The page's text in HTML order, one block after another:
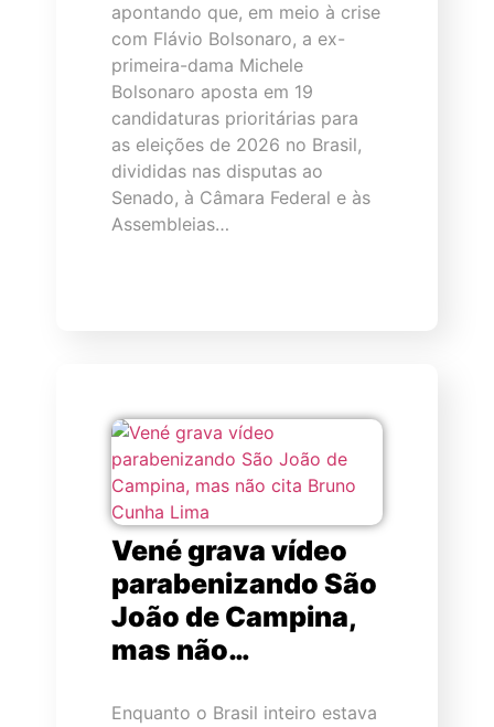
apontando que, em meio à crise
com Flávio Bolsonaro, a ex-
primeira-dama Michele
Bolsonaro aposta em 19
candidaturas prioritárias para
as eleições de 2026 no Brasil,
divididas nas disputas ao
Senado, à Câmara Federal e às
Assembleias…
Vené grava vídeo
parabenizando São
João de Campina,
mas não…
Enquanto o Brasil inteiro estava